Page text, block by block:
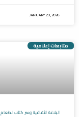
JANUARY 23, 2026
متابعات إعلامية
البلاغة الثقافية وسر كتاب الطعام